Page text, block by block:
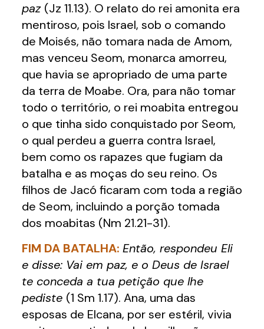
paz (Jz 11.13). O relato do rei amonita era
mentiroso, pois Israel, sob o comando
de Moisés, não tomara nada de Amom,
mas venceu Seom, monarca amorreu,
que havia se apropriado de uma parte
da terra de Moabe. Ora, para não tomar
todo o território, o rei moabita entregou
o que tinha sido conquistado por Seom,
o qual perdeu a guerra contra Israel,
bem como os rapazes que fugiam da
batalha e as moças do seu reino. Os
filhos de Jacó ficaram com toda a região
de Seom, incluindo a porção tomada
dos moabitas (Nm 21.21-31).
FIM DA BATALHA: Então, respondeu Eli
e disse: Vai em paz, e o Deus de Israel
te conceda a tua petição que lhe
pediste (1 Sm 1.17). Ana, uma das
esposas de Elcana, por ser estéril, vivia